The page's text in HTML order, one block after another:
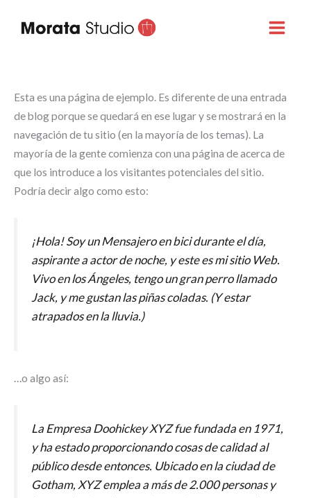
Esta es una página de ejemplo. Es diferente de una entrada
de blog porque se quedará en ese lugar y se mostrará en la
navegación de tu sitio (en la mayoría de los temas). La
mayoría de la gente comienza con una página de acerca de
que los introduce a los visitantes potenciales del sitio.
Podría decir algo como esto:
¡Hola! Soy un Mensajero en bici durante el día,
aspirante a actor de noche, y este es mi sitio Web.
Vivo en los Ángeles, tengo un gran perro llamado
Jack, y me gustan las piñas coladas. (Y estar
atrapados en la lluvia.)
…o algo así:
La Empresa Doohickey XYZ fue fundada en 1971,
y ha estado proporcionando cosas de calidad al
público desde entonces. Ubicado en la ciudad de
Gotham, XYZ emplea a más de 2.000 personas y